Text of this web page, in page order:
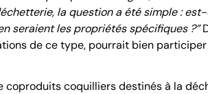
la question a été simple :
seraient les propriétés spécifiques ?”
de ce type, pourrait bien
coproduits coquilliers destinés à la